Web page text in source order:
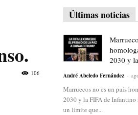
106
Últimas noticias
2030 y
André Abeledo Fernández -
Marruecos no es un país
2030 y la FIFA de
un límite que...